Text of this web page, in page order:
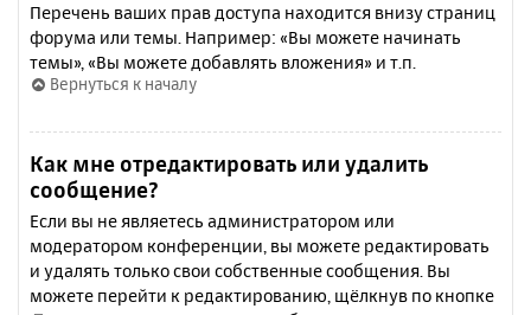
Перечень ваших прав доступа находится внизу страниц
форума или темы. Например: «Вы можете начинать
темы», «Вы можете добавлять вложения» и т.п.
Вернуться к началу
Как мне отредактировать или удалить
сообщение?
Если вы не являетесь администратором или
модератором конференции, вы можете редактировать
и удалять только свои собственные сообщения. Вы
можете перейти к редактированию, щёлкнув по кнопке